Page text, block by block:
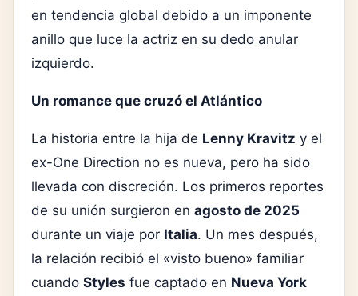
en tendencia global debido a un imponente
anillo que luce la actriz en su dedo anular
izquierdo.
Un romance que cruzó el Atlántico
La historia entre la hija de Lenny Kravitz y el
ex-One Direction no es nueva, pero ha sido
llevada con discreción. Los primeros reportes
de su unión surgieron en agosto de 2025
durante un viaje por Italia. Un mes después,
la relación recibió el «visto bueno» familiar
cuando Styles fue captado en Nueva York